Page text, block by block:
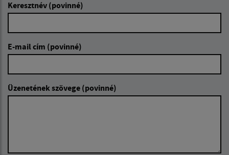
Keresztnév (povinné)
E-mail cím (povinné)
Üzenetének szövege (povinné)